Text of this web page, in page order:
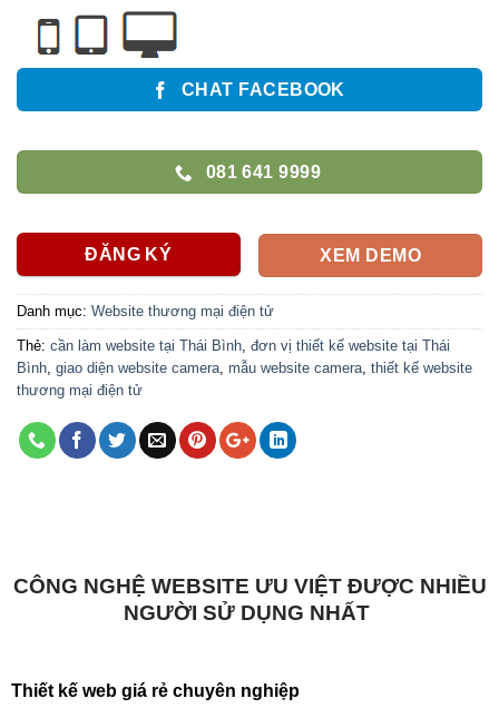
CHAT FACEBOOK
081 641 9999
ĐĂNG KÝ XEM DEMO
Danh mục: Website thương mại điện tử
Thẻ: cần làm website tại Thái Bình đơn vị thiết kế website tại Thái
Bình giao diện website camera mẫu website camera thiết kế website
thương mại điện tử
CÔNG NGHỆ WEBSITE ƯU VIỆT ĐƯỢC NHIỀU
NGƯỜI SỬ DỤNG NHẤT
Thiết kế web giá rẻ chuyên nghiệp